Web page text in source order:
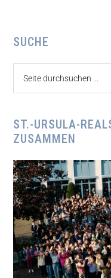
Seitenspalte
SUCHE
ST.-URSULA-
ZUSAMMEN